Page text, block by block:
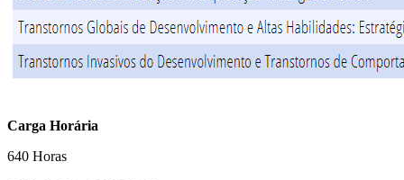
Carga Horária
640 Horas